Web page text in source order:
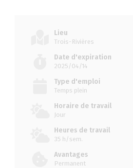
Lieu
Trois-Rivières
Date d'expiration
2025/04/14
Type d'emploi
Temps plein
Horaire de travail
Jour
Heures de travail
35 h/sem.
Avantages
Permanent